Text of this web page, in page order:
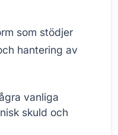
som stödjer
hantering av
vanliga
skuld och